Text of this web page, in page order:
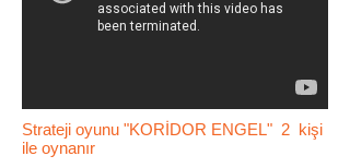
Strateji oyunu "KORİDOR ENGEL" 2 kişi
ile oynanır